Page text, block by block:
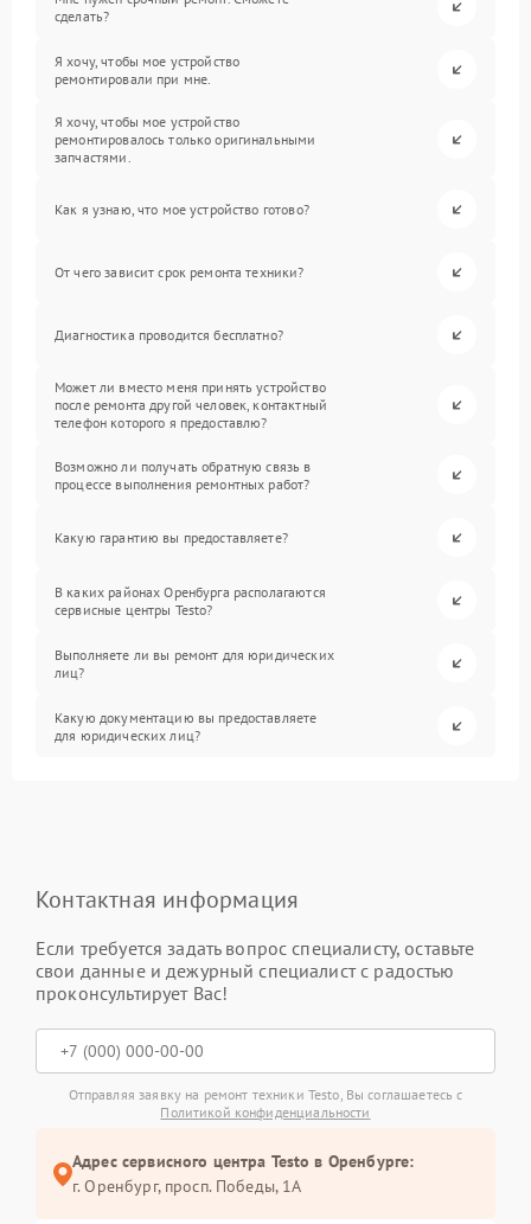
сделать?
Я хочу, чтобы мое устройство
ремонтировали при мне.
Я хочу, чтобы мое устройство
ремонтировалось только оригинальными
запчастями.
Как я узнаю, что мое устройство готово?
От чего зависит срок ремонта техники?
Диагностика проводится бесплатно?
Может ли вместо меня принять устройство
после ремонта другой человек, контактный
телефон которого я предоставлю?
Возможно ли получать обратную связь в
процессе выполнения ремонтных работ?
Какую гарантию вы предоставляете?
В каких районах Оренбурга располагаются
сервисные центры Testo?
Выполняете ли вы ремонт для юридических
лиц?
Какую документацию вы предоставляете
для юридических лиц?
Контактная информация
Если требуется задать вопрос специалисту, оставьте
свои данные и дежурный специалист с радостью
проконсультирует Вас!
Отправляя заявку на ремонт техники Testo, Вы соглашаетесь с
Политикой конфиденциальности
Адрес сервисного центра Testo в Оренбурге:
г. Оренбург, просп. Победы, 1А